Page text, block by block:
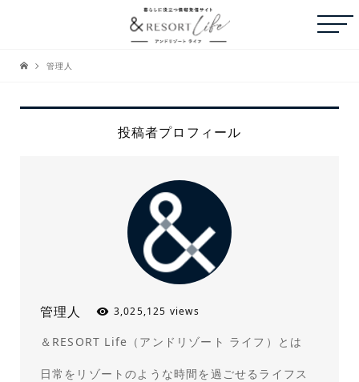
管理人
投稿者プロフィール
管理人 3,025,125 views
＆RESORT Life（アンドリゾート ライフ）とは
日常をリゾートのような時間を過ごせるライフス